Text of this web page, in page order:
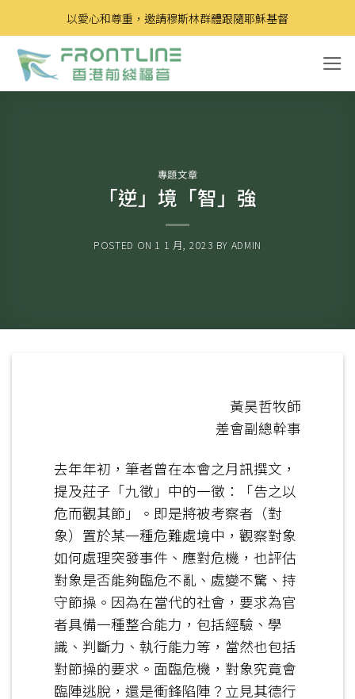
to
content
以愛心和尊重，邀請穆斯林群體跟隨耶穌基督
專題文章
「逆」境「智」強
POSTED ON 1 1 月, 2023 BY ADMIN
黃昊哲牧師
差會副總幹事
去年年初，筆者曾在本會之月訊撰文，
提及莊子「九徵」中的一徵：「告之以
危而觀其節」。即是將被考察者（對
象）置於某一種危難處境中，觀察對象
如何處理突發事件、應對危機，也評估
對象是否能夠臨危不亂、處變不驚、持
守節操。因為在當代的社會，要求為官
者具備一種整合能力，包括經驗、學
識、判斷力、執行能力等，當然也包括
對節操的要求。面臨危機，對象究竟會
臨陣逃脫，還是衝鋒陷陣？立見其德行